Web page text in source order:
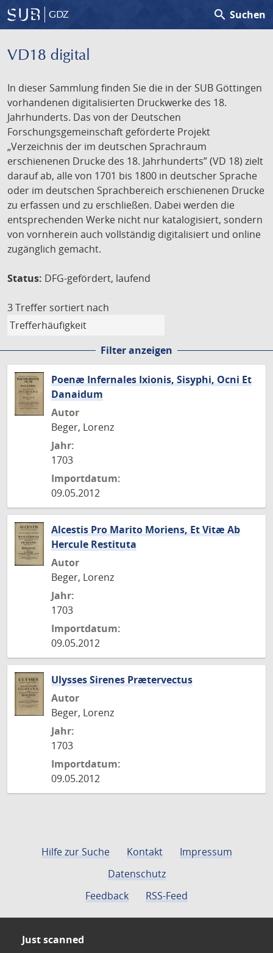
GDZ search Suchen
VD18 digital
In dieser Sammlung finden Sie die in der SUB Göttingen
vorhandenen digitalisierten Druckwerke des 18.
Jahrhunderts. Das von der Deutschen
Forschungsgemeinschaft geförderte Projekt
„Verzeichnis der im deutschen Sprachraum
erschienenen Drucke des 18. Jahrhunderts” (VD 18) zielt
darauf ab, alle von 1701 bis 1800 in deutscher Sprache
oder im deutschen Sprachbereich erschienenen Drucke
zu erfassen und zu erschließen. Dabei werden die
entsprechenden Werke nicht nur katalogisiert, sondern
von vornherein auch vollständig digitalisiert und online
zugänglich gemacht.
Status: DFG-gefördert, laufend
3 Treffer sortiert nach
Filter anzeigen
Poenæ Infernales Ixionis, Sisyphi, Ocni Et
Danaidum
Autor
Beger, Lorenz
Jahr:
1703
Importdatum:
09.05.2012
Alcestis Pro Marito Moriens, Et Vitæ Ab
Hercule Restituta
Autor
Beger, Lorenz
Jahr:
1703
Importdatum:
09.05.2012
Ulysses Sirenes Prætervectus
Autor
Beger, Lorenz
Jahr:
1703
Importdatum:
09.05.2012
Hilfe zur Suche Kontakt
Impressum
Datenschutz
Feedback
RSS-Feed
Just scanned